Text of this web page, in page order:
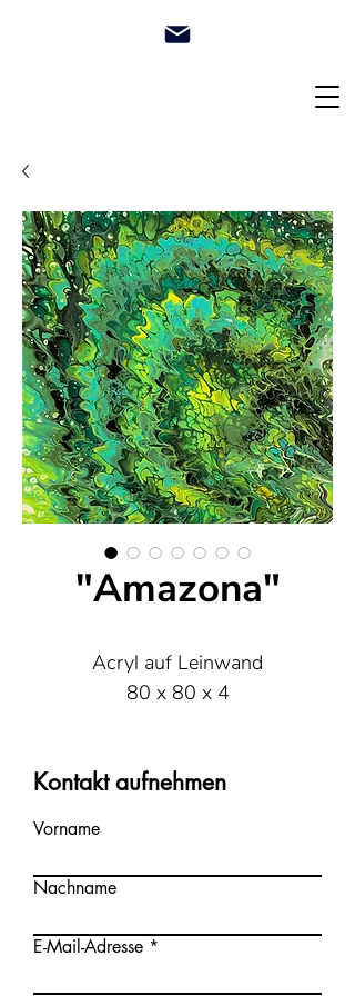
"Amazona"
Acryl auf Leinwand
80 x 80 x 4
Kontakt aufnehmen
Vorname
Nachname
E-Mail-Adresse